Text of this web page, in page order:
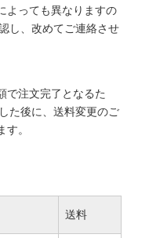
よっても異なりますの
し、改めてご連絡させ
で注文完了となるた
た後に、送料変更のご
。
送料